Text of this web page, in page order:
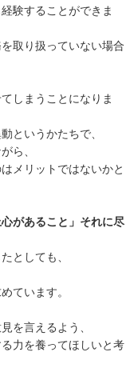
験することができま
取り扱っていない場合
しまうことになりま
というかたちで、
ら、
メリットではないかと
があること」それに尽
としても、
ています。
を言えるよう、
力を養ってほしいと考